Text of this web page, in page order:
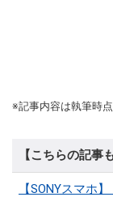
※記事内容は執筆時
【こちらの記事
【SONYスマホ